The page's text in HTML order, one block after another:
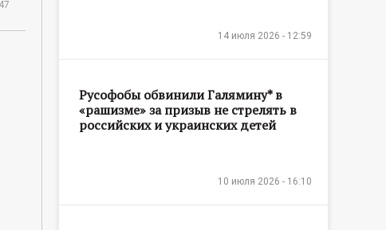
14 июля 2026 - 12:59
Русофобы обвинили Галямину* в
«рашизме» за призыв не стрелять в
российских и украинских детей
10 июля 2026 - 16:10